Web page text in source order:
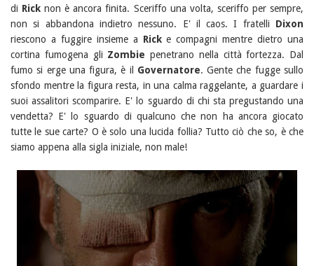
di Rick non è ancora finita. Sceriffo una volta, sceriffo per sempre,
non si abbandona indietro nessuno. E' il caos. I fratelli Dixon
riescono a fuggire insieme a Ricke compagni mentre dietro una
cortina fumogena gli Zombie penetrano nella città fortezza. Dal
fumo si erge una figura, è il Governatore. Gente che fugge sullo
sfondo mentre la figura resta, in una calma raggelante, a guardare i
suoi assalitori scomparire. E' lo sguardo di chi sta pregustando una
vendetta? E' lo sguardo di qualcuno che non ha ancora giocato
tutte le sue carte? O è solo una lucida follia? Tutto ciò che so, è che
siamo appena alla sigla iniziale, non male!